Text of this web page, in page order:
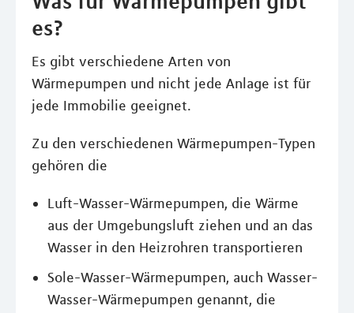
es?
Es gibt verschiedene Arten von
Wärmepumpen und nicht jede Anlage ist für
jede Immobilie geeignet.
Zu den verschiedenen Wärmepumpen-Typen
gehören die
Luft-Wasser-Wärmepumpen, die Wärme
aus der Umgebungsluft ziehen und an das
Wasser in den Heizrohren transportieren
Sole-Wasser-Wärmepumpen, auch Wasser-
Wasser-Wärmepumpen genannt, die